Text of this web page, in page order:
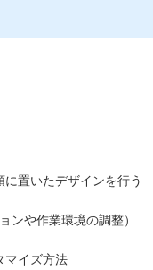
置いたデザインを行う
や作業環境の調整）
マイズ方法